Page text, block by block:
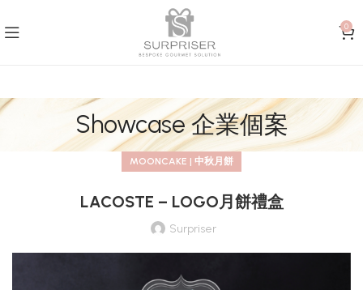
0
Showcase 企業個案
MOONCAKE | 中秋月餅
LACOSTE – LOGO月餅禮盒
Surpriser